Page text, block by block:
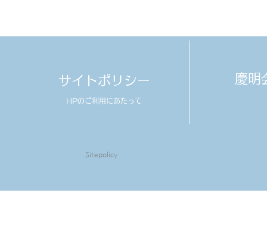
サイトポリシー
HPのご利用にあたって
慶明
Sitepolicy